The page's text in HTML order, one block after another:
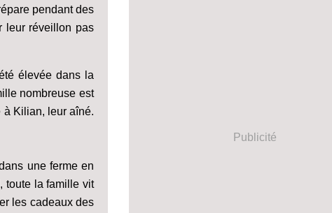
pendant des
leur réveillon pas
élevée dans la
nombreuse est
à Kilian, leur aîné.
une ferme en
toute la famille vit
les cadeaux des
Publicité